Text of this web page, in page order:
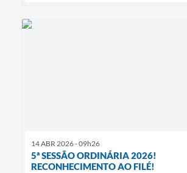
14 ABR 2026 - 09h26
5ª SESSÃO ORDINÁRIA 2026!
RECONHECIMENTO AO FILÉ!